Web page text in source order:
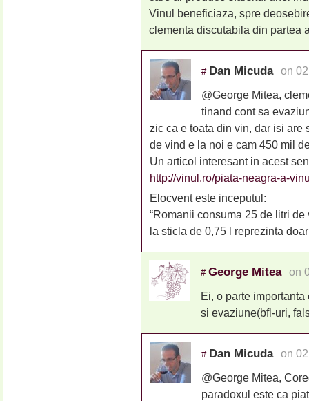
Vinul beneficiaza, spre
clementa discutabila din partea
# Dan Micuda on
@George Mitea,
tinand cont sa
zic ca e toata din vin, dar isi
de vind e la noi e cam 450 mil
Un articol interesant in acest
http://vinul.ro/piata-neagra-a-
Elocvent este inceputul:
“Romanii consuma 25 de litri
la sticla de 0,75 l reprezinta
# George Mitea on
Ei, o parte
si evaziune(bfl-uri,
# Dan Micuda on
@George Mitea,
paradoxul este ca